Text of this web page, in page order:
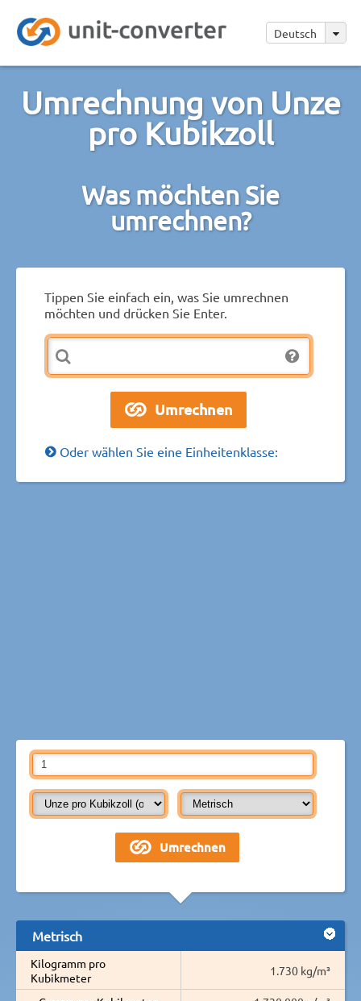
Deutsch
Umrechnung von Unze
pro Kubikzoll
Was möchten Sie
umrechnen?
Tippen Sie einfach ein, was Sie umrechnen
möchten und drücken Sie Enter.
Oder wählen Sie eine Einheitenklasse:
Metrisch
Kilogramm pro
Kubikmeter
1.730 kg/m³